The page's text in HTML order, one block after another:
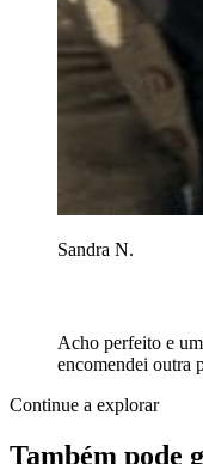
Sandra N.
Acho perfeito e
encomendei outra
Continue a explorar
Também pode